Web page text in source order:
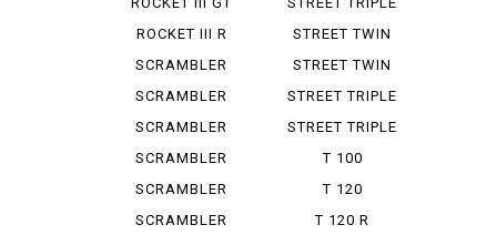
STORM
ROCKET III R
SCRAMBLER
SCRAMBLER
STEREO ...
SCRAMBLER
1200 X
SCRAMBLER
1200 XC
SCRAMBLER
1200 XE
SCRAMBLER
RS
STREET TWIN
STREET TWIN
900
STREET TRIPLE
STREET TRIPLE
R
T 100
BONNEVILLE
T 120
BONNEVILLE
T 120 R